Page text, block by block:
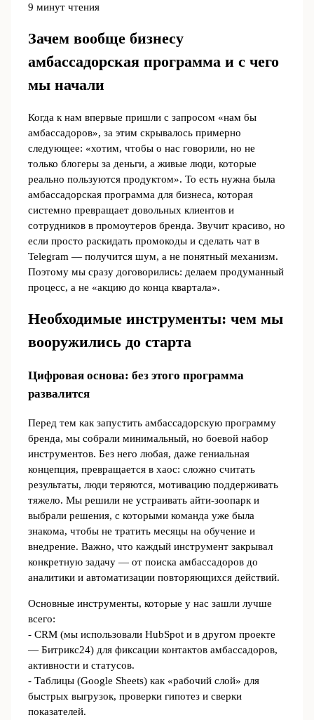
9 минут чтения
Зачем вообще бизнесу
амбассадорская программа и с чего
мы начали
Когда к нам впервые пришли с запросом «нам бы
амбассадоров», за этим скрывалось примерно
следующее: «хотим, чтобы о нас говорили, но не
только блогеры за деньги, а живые люди, которые
реально пользуются продуктом». То есть нужна была
амбассадорская программа для бизнеса, которая
системно превращает довольных клиентов и
сотрудников в промоутеров бренда. Звучит красиво, но
если просто раскидать промокоды и сделать чат в
Telegram — получится шум, а не понятный механизм.
Поэтому мы сразу договорились: делаем продуманный
процесс, а не «акцию до конца квартала».
Необходимые инструменты: чем мы
вооружились до старта
Цифровая основа: без этого программа
развалится
Перед тем как запустить амбассадорскую программу
бренда, мы собрали минимальный, но боевой набор
инструментов. Без него любая, даже гениальная
концепция, превращается в хаос: сложно считать
результаты, люди теряются, мотивацию поддерживать
тяжело. Мы решили не устраивать айти-зоопарк и
выбрали решения, с которыми команда уже была
знакома, чтобы не тратить месяцы на обучение и
внедрение. Важно, что каждый инструмент закрывал
конкретную задачу — от поиска амбассадоров до
аналитики и автоматизации повторяющихся действий.
Основные инструменты, которые у нас зашли лучше
всего:
- CRM (мы использовали HubSpot и в другом проекте
— Битрикс24) для фиксации контактов амбассадоров,
активности и статусов.
- Таблицы (Google Sheets) как «рабочий слой» для
быстрых выгрузок, проверки гипотез и сверки
показателей.